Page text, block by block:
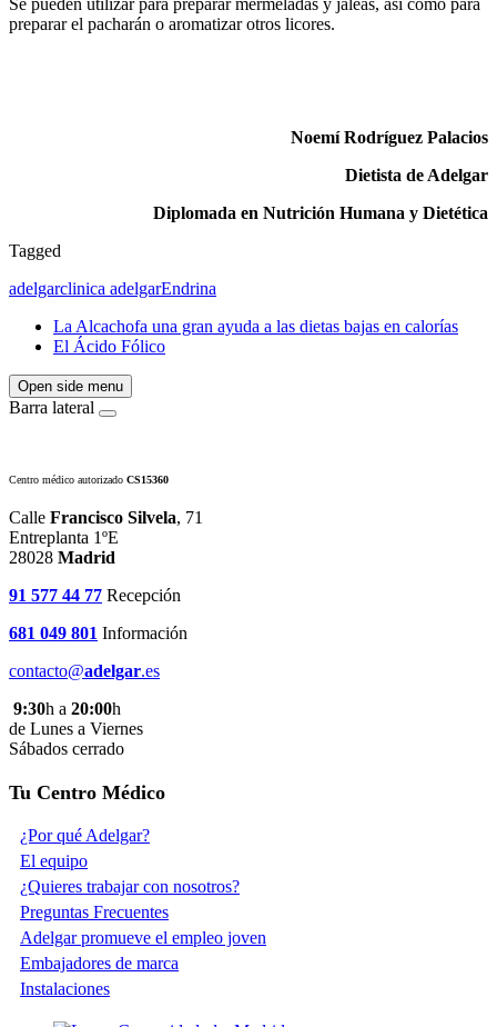
preparar el pacharán o aromatizar otros licores.
Noemí Rodríguez Palacios
Dietista de Adelgar
Diplomada en Nutrición Humana y Dietética
Tagged
adelgarclinica adelgarEndrina
La Alcachofa una gran ayuda a las dietas bajas en calorías
El Ácido Fólico
Open side menu
Barra lateral
Centro médico autorizado CS15360
Calle Francisco Silvela, 71
Entreplanta 1ºE
28028 Madrid
91 577 44 77 Recepción
681 049 801 Información
contacto@adelgar.es
9:30h a 20:00h
de Lunes a Viernes
Sábados cerrado
Tu Centro Médico
¿Por qué Adelgar?
El equipo
¿Quieres trabajar con nosotros?
Preguntas Frecuentes
Adelgar promueve el empleo joven
Embajadores de marca
Instalaciones